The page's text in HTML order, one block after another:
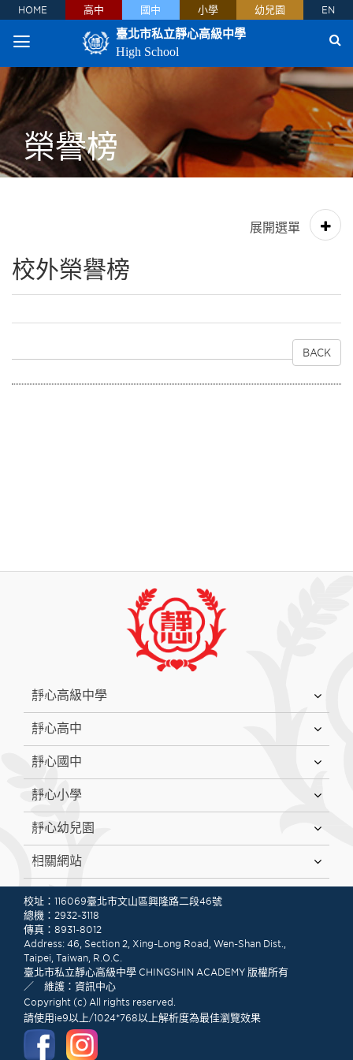
HOME 高中 國中 小學 幼兒園 EN
臺北市私立靜心高級中學
High School
榮譽榜
校外榮譽榜
BACK
靜心高級中學
靜心高中
靜心國中
靜心小學
靜心幼兒園
相關網站
校址：116069臺北市文山區興隆路二段46號
總機：2932-3118
傳真：8931-8012
Address: 46, Section 2, Xing-Long Road, Wen-Shan Dist.,
Taipei, Taiwan, R.O.C.
臺北市私立靜心高級中學 CHINGSHIN ACADEMY 版權所有
／ 維護：資訊中心
Copyright (c) All rights reserved.
請使用ie9以上/1024*768以上解析度為最佳瀏覽效果